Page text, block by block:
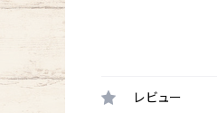
レビュー